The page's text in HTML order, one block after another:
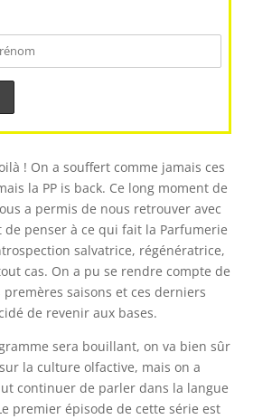
! On a souffert comme jamais ces
la PP is back. Ce long moment de
a permis de nous retrouver avec
de penser à ce qui fait la Parfumerie
salvatrice, régénératrice,
cas. On a pu se rendre compte de
premères saisons et ces derniers
de revenir aux bases.
sera bouillant, on va bien sûr
la culture olfactive, mais on a
continuer de parler dans la langue
premier épisode de cette série est